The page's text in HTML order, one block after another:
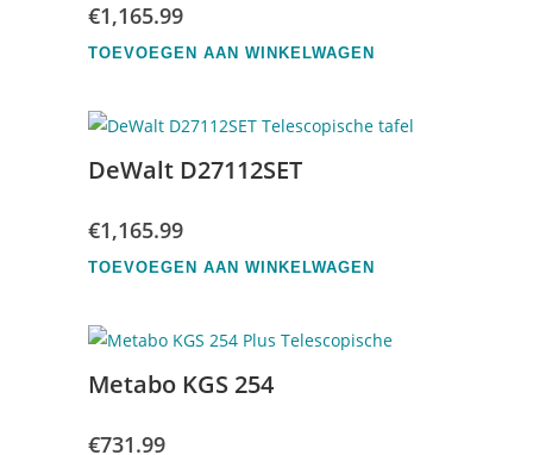
€1,165.99
TOEVOEGEN AAN WINKELWAGEN
DeWalt D27112SET
€1,165.99
TOEVOEGEN AAN WINKELWAGEN
Metabo KGS 254
€731.99